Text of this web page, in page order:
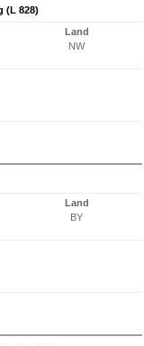
(L 828)
Land
NW
Land
BY